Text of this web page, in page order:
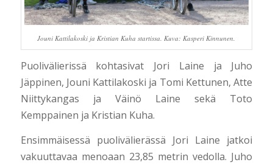
Jouni Kattilakoski ja Kristian Kuha startissa. Kuva: Kasperi Kinnunen.
Puolivälierissä kohtasivat Jori Laine ja Juho
Jäppinen, Jouni Kattilakoski ja Tomi Kettunen, Atte
Niittykangas ja Väinö Laine sekä Toto
Kemppainen ja Kristian Kuha.
Ensimmäisessä puolivälierässä Jori Laine jatkoi
vakuuttavaa menoaan 23,85 metrin vedolla. Juho